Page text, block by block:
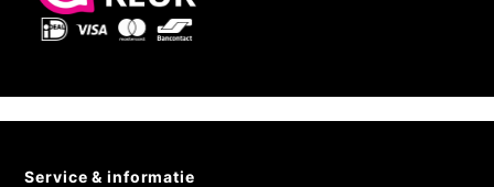
Service & informatie